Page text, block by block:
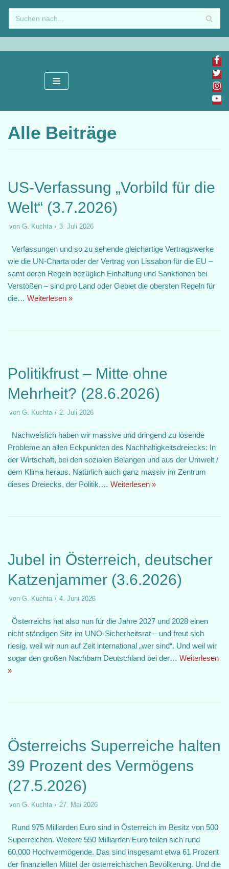
Zum
Inhalt
springen
Alle Beiträge
US-Verfassung „Vorbild für die
Welt“ (3.7.2026)
von G. Kuchta 3. Juli 2026
Verfassungen und so zu sehende gleichartige Vertragswerke
wie die UN-Charta oder der Vertrag von Lissabon für die EU –
samt deren Regeln bezüglich Einhaltung und Sanktionen bei
Verstößen – sind pro Land oder Gebiet die obersten Regeln für
die… Weiterlesen »
Politikfrust – Mitte ohne
Mehrheit? (28.6.2026)
von G. Kuchta 2. Juli 2026
Nachweislich haben wir massive und dringend zu lösende
Probleme an allen Eckpunkten des Nachhaltigkeitsdreiecks: In
der Wirtschaft, bei den sozialen Belangen und aus der Umwelt /
dem Klima heraus. Natürlich auch ganz massiv im Zentrum
dieses Dreiecks, der Politik,… Weiterlesen »
Jubel in Österreich, deutscher
Katzenjammer (3.6.2026)
von G. Kuchta 4. Juni 2026
Österreichs hat also nun für die Jahre 2027 und 2028 einen
nicht ständigen Sitz im UNO-Sicherheitsrat – und freut sich
riesig, weil wir nun auf Zeit international „wer sind“. Und weil wir
sogar den großen Nachbarn Deutschland bei der… Weiterlesen
»
Österreichs Superreiche halten
39 Prozent des Vermögens
(27.5.2026)
von G. Kuchta 27. Mai 2026
Rund 975 Milliarden Euro sind in Österreich im Besitz von 500
Superreichen. Weitere 550 Milliarden Euro teilen sich rund
60.000 Hochvermögende. Das sind insgesamt etwa 61 Prozent
der finanziellen Mittel der österreichischen Bevölkerung. Und die